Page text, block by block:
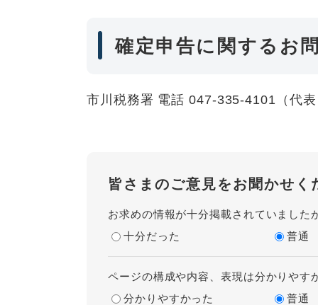
確定申告に関するお
市川税務署 電話 047-335-4101（代
皆さまのご意見をお聞かせく
お求めの情報が十分掲載されていました
十分だった
普通
ページの構成や内容、表現は分かりやす
分かりやすかった
普通